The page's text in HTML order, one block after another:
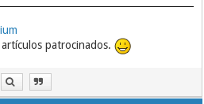
patrocinados.